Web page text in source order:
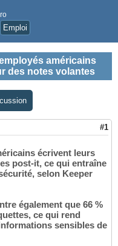
Emploi
américains
des notes volantes
#1
écrivent leurs
post-it, ce qui entraîne
selon Keeper
également que 66 %
ce qui rend
sensibles de